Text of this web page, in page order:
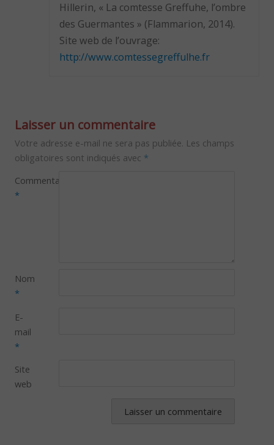
Hillerin, « La comtesse Greffuhe, l’ombre
des Guermantes » (Flammarion, 2014).
Site web de l’ouvrage:
http://www.comtessegreffulhe.fr
Laisser un commentaire
Votre adresse e-mail ne sera pas publiée. Les champs
obligatoires sont indiqués avec *
Commentaire
*
Nom
*
E-
mail
*
Site
web